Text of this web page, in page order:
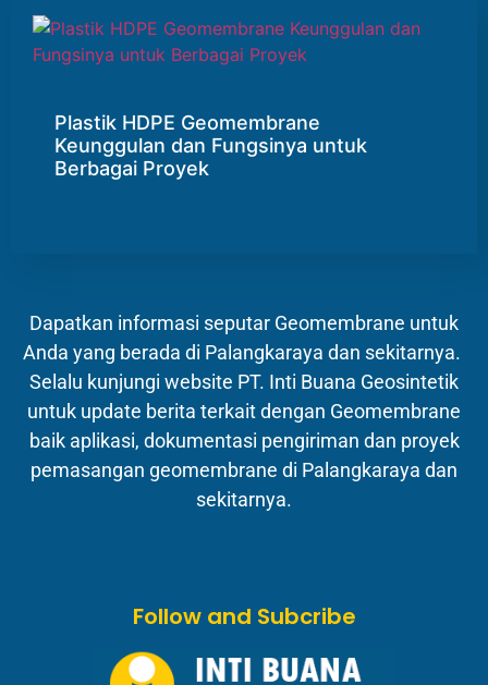
Plastik HDPE Geomembrane
Keunggulan dan Fungsinya untuk
Berbagai Proyek
Dapatkan informasi seputar Geomembrane untuk
Anda yang berada di Palangkaraya dan sekitarnya.
Selalu kunjungi website PT. Inti Buana Geosintetik
untuk update berita terkait dengan Geomembrane
baik aplikasi, dokumentasi pengiriman dan proyek
pemasangan geomembrane di Palangkaraya dan
sekitarnya.
Follow and Subcribe